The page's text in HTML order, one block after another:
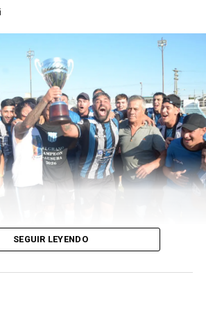
por José Edgardo
dirigido la Sub 17 y obtuvo la
de Honduras a un Mundial Sub 20,
por lo justo tras vencer a Panamá
final de la Copa Concacaf Sub 20,
participación en la Copa del Mundo.
en un Mundial fue la fase de
campeonatos mundiales Sub 20 que
partidos, ganó cinco y perdió
ha enfrentado cuatro veces a
en Mundiales Sub 20 y la única
1-0 a Marruecos.
la fase de grupos del Mundial Sub
Francia le ganó 3-0.
SEGUIR LEYENDO